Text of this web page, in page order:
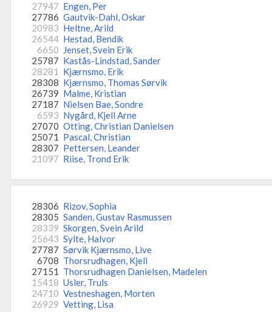
27947 Engen, Per
27786 Gautvik-Dahl, Oskar
20983 Heltne, Arild
26544 Hestad, Bendik
6650 Jenset, Svein Erik
25787 Kastås-Lindstad, Sander
28281
Kjærnsmo, Erik
28308 Kjærnsmo, Thomas Sørvik
26739 Malme, Kristian
27187 Nielsen Bae, Sondre
6593 Nygård, Kjell Arne
27070 Otting, Christian Danielsen
25071 Pascal, Christian
28307 Pettersen, Leander
21097 Riise, Trond Erik
28306 Rizov, Sophia
28305 Sanden, Gustav Rasmussen
28339 Skorgen, Svein Arild
25643 Sylte, Halvor
27787 Sørvik Kjærnsmo, Live
6708 Thorsrudhagen, Kjell
27151 Thorsrudhagen Danielsen, Madelen
15418 Usler, Truls
24710 Vestneshagen, Morten
26929 Vetting, Lisa